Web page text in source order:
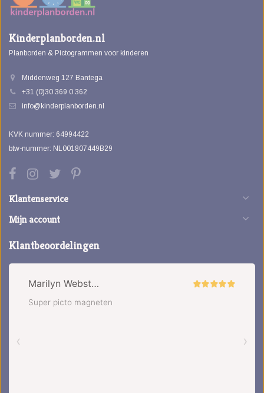
Kinderplanborden.nl
Planborden & Pictogrammen voor kinderen
Middenweg 127 Bantega
+31 (0)30 369 0 362
info@kinderplanborden.nl
KVK nummer: 64994422
btw-nummer: NL001807449B29
Klantenservice
Mijn account
Klantbeoordelingen